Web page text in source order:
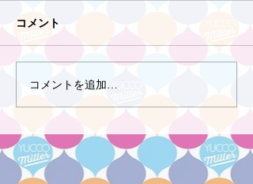
コメント
コメントを追加…